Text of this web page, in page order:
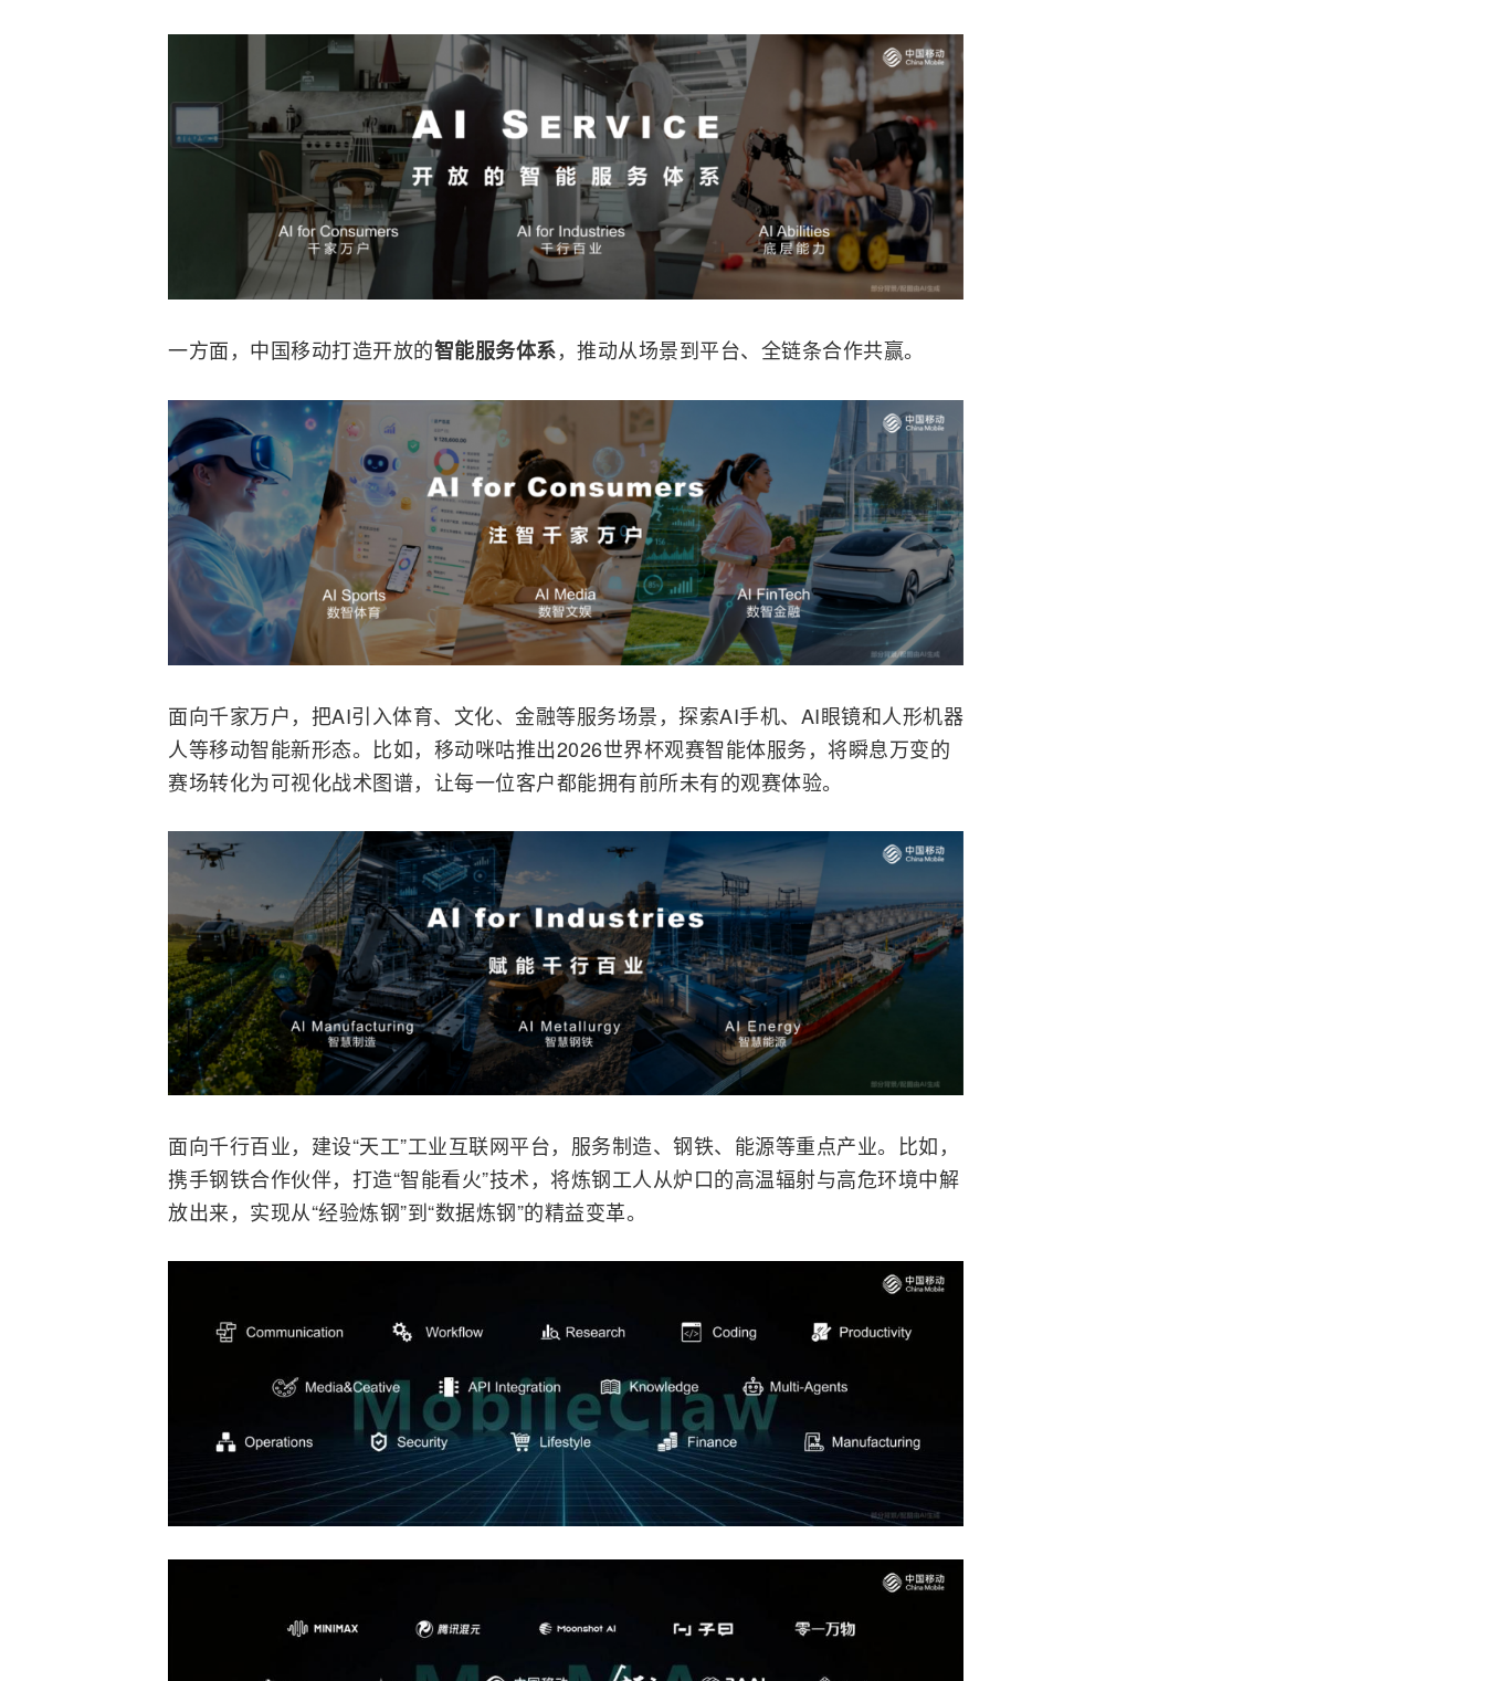
一方面，中国移动打造开放的智能服务体系，推动从场景到平台、全链条合作共赢。
面向千家万户，把AI引入体育、文化、金融等服务场景，探索AI手机、AI眼镜和人形机器
人等移动智能新形态。比如，移动咪咕推出2026世界杯观赛智能体服务，将瞬息万变的
赛场转化为可视化战术图谱，让每一位客户都能拥有前所未有的观赛体验。
面向千行百业，建设“天工”工业互联网平台，服务制造、钢铁、能源等重点产业。比如，
携手钢铁合作伙伴，打造“智能看火”技术，将炼钢工人从炉口的高温辐射与高危环境中解
放出来，实现从“经验炼钢”到“数据炼钢”的精益变革。